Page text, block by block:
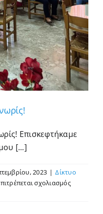
Επισκεφτήκαμε
[...]
2023 | Δίκτυο
σχολιασμόςστο